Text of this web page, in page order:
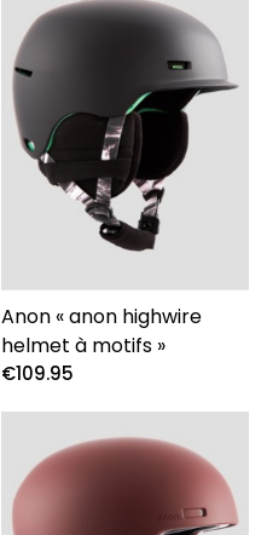
Anon « anon highwire
helmet à motifs »
€109.95